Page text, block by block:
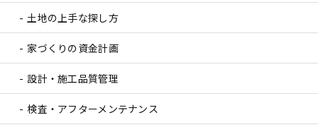
土地の上手な探し方
家づくりの資金計画
設計・施工品質管理
検査・アフターメンテナンス